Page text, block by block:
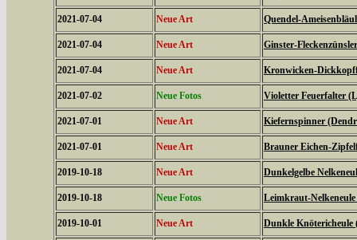
2021-07-04 Neue Art Quendel-
2021-07-04 Neue Art Ginster-
2021-07-04 Neue Art Kronwicken-
2021-07-02 Neue Fotos Violetter Feuerfalter
2021-07-01 Neue Art Kiefernspinner
2021-07-01 Neue Art Brauner Eichen-
2019-10-18 Neue Art Dunkelgelbe
2019-10-18 Neue Fotos Leimkraut-
2019-10-01 Neue Art Dunkle Knötericheule